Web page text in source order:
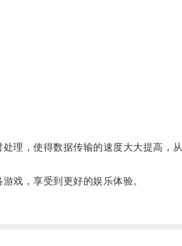
，使得数据传输的速度大大提高，从
戏，享受到更好的娱乐体验。